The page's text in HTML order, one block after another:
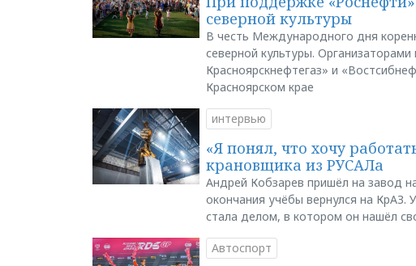
северной культуры
В честь Международного дня
северной культуры.
Красноярскнефтегаз» и
Красноярском крае
интервью
«Я понял, что хочу
крановщика из РУСАЛа
Андрей Кобзарев пришёл на завод
окончания учёбы вернулся на КрАЗ.
стала делом, в котором он нашёл
Автоспорт